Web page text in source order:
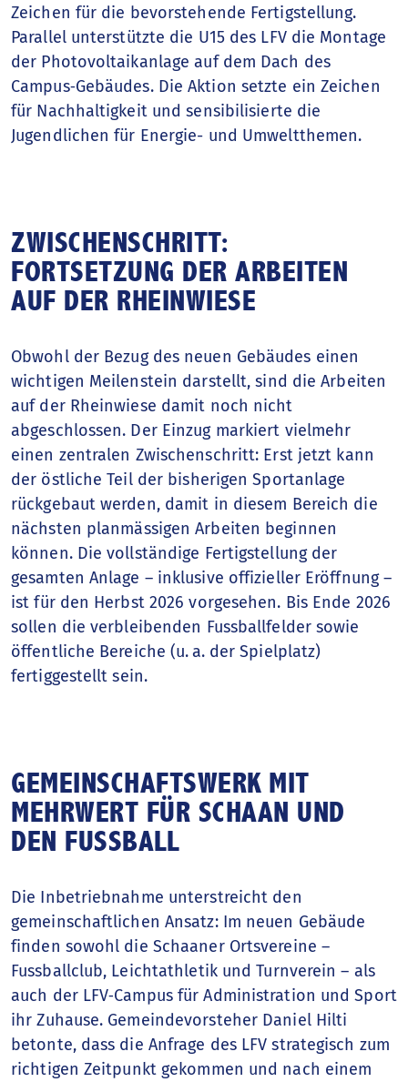
Zeichen für die bevorstehende Fertigstellung.
Parallel unterstützte die U15 des LFV die Montage
der Photovoltaikanlage auf dem Dach des
Campus‑Gebäudes. Die Aktion setzte ein Zeichen
für Nachhaltigkeit und sensibilisierte die
Jugendlichen für Energie- und Umweltthemen.
ZWISCHENSCHRITT:
FORTSETZUNG DER ARBEITEN
AUF DER RHEINWIESE
Obwohl der Bezug des neuen Gebäudes einen
wichtigen Meilenstein darstellt, sind die Arbeiten
auf der Rheinwiese damit noch nicht
abgeschlossen. Der Einzug markiert vielmehr
einen zentralen Zwischenschritt: Erst jetzt kann
der östliche Teil der bisherigen Sportanlage
rückgebaut werden, damit in diesem Bereich die
nächsten planmässigen Arbeiten beginnen
können. Die vollständige Fertigstellung der
gesamten Anlage – inklusive offizieller Eröffnung –
ist für den Herbst 2026 vorgesehen. Bis Ende 2026
sollen die verbleibenden Fussballfelder sowie
öffentliche Bereiche (u. a. der Spielplatz)
fertiggestellt sein.
GEMEINSCHAFTSWERK MIT
MEHRWERT FÜR SCHAAN UND
DEN FUSSBALL
Die Inbetriebnahme unterstreicht den
gemeinschaftlichen Ansatz: Im neuen Gebäude
finden sowohl die Schaaner Ortsvereine –
Fussballclub, Leichtathletik und Turnverein – als
auch der LFV‑Campus für Administration und Sport
ihr Zuhause. Gemeindevorsteher Daniel Hilti
betonte, dass die Anfrage des LFV strategisch zum
richtigen Zeitpunkt gekommen und nach einem